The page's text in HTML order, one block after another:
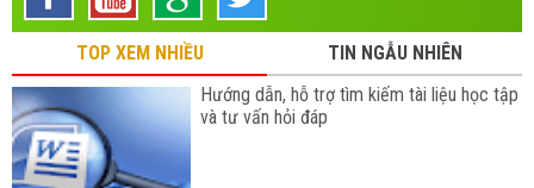
TOP XEM NHIỀU
TIN NGẪU NHIÊN
Hướng dẫn, hỗ trợ tìm kiếm tài liệu học tập
và tư vấn hỏi đáp